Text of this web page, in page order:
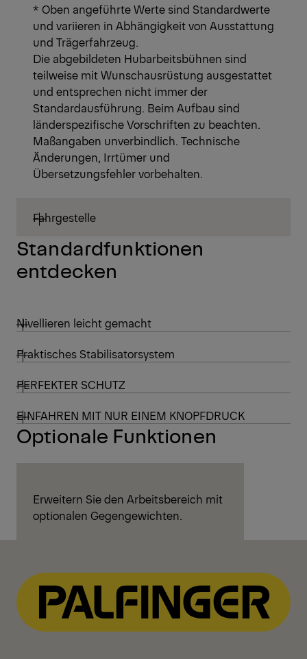
* Oben angeführte Werte sind Standardwerte
und variieren in Abhängigkeit von Ausstattung
und Trägerfahrzeug.
Die abgebildeten Hubarbeitsbühnen sind
teilweise mit Wunschausrüstung ausgestattet
und entsprechen nicht immer der
Standardausführung. Beim Aufbau sind
länderspezifische Vorschriften zu beachten.
Maßangaben unverbindlich. Technische
Änderungen, Irrtümer und
Übersetzungsfehler vorbehalten.
Fahrgestelle
Standardfunktionen
entdecken
Nivellieren leicht gemacht
Praktisches Stabilisatorsystem
PERFEKTER SCHUTZ
EINFAHREN MIT NUR EINEM KNOPFDRUCK
Optionale Funktionen
Erweitern Sie den Arbeitsbereich mit
optionalen Gegengewichten.